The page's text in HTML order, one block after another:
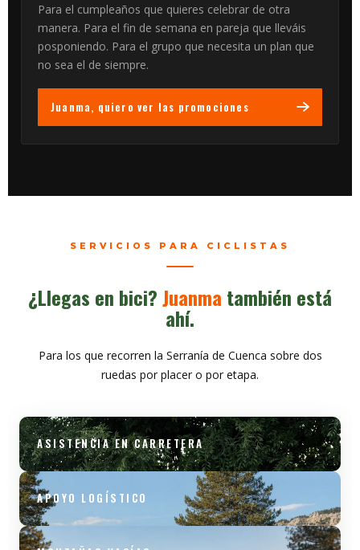
Para el cumpleaños que quieres celebrar de otra
manera. Para el fin de semana en pareja que lleváis
posponiendo. Para el grupo que necesita un plan que
no sea el de siempre.
Juanma, quiero ver las promociones
SERVICIOS PARA CICLISTAS
¿Llegas en bici?Juanma también está
ahí.
Para los que recorren la Serranía de Cuenca sobre dos
ruedas por placer o por etapa.
ASISTENCIA EN CARRETERA
APOYO LOGÍSTICO